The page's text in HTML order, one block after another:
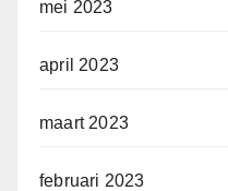
mei 2023
april 2023
maart 2023
februari 2023